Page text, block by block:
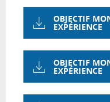
OBJECTIF
EXPÉRIENCE
OBJECTIF
EXPÉRIENCE